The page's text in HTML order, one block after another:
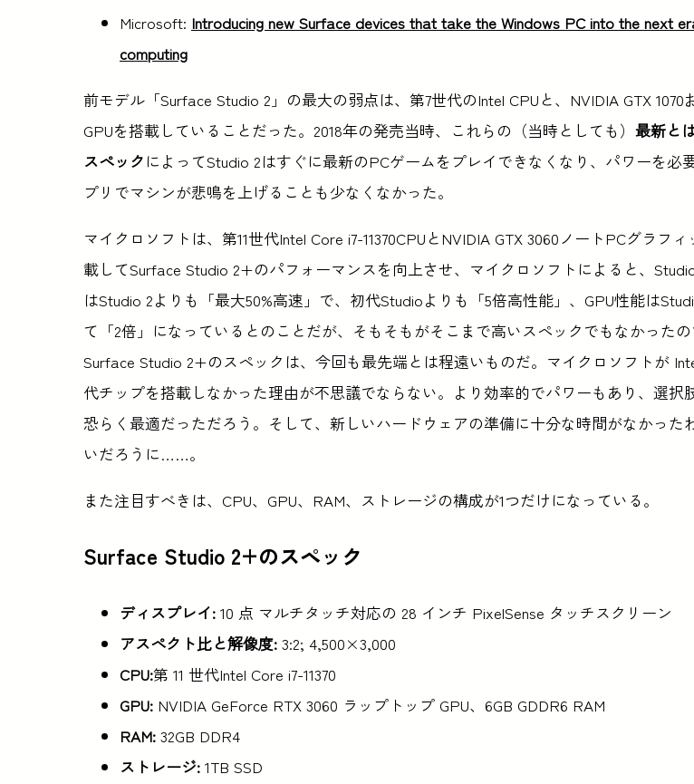
Microsoft: Introducing new Surface devices that take the Windows PC into the next
computing
前モデル「Surface Studio 2」の最大の弱点は、第7世代のIntel CPUと、NVIDIA GTX 1070
GPUを搭載していることだった。2018年の発売当時、これらの（当時としても） 最新と
スペックによってStudio 2はすぐに最新のPCゲームをプレイできなくなり、パワーを必
プリでマシンが悲鳴を上げることも少なくなかった。
マイクロソフトは、第11世代Intel Core i7-11370CPUとNVIDIA GTX 3060ノートPCグラフ
載してSurface Studio 2+のパフォーマンスを向上させ、マイクロソフトによると、
はStudio 2よりも「最大50%高速」で、初代Studioよりも「5倍高性能」、GPU性能は
て「2倍」になっているとのことだが、そもそもがそこまで高いスペックでもなかった
Surface Studio 2+のスペックは、今回も最先端とは程遠いものだ。マイクロソフトが
代チップを搭載しなかった理由が不思議でならない。より効率的でパワーもあり、選択
恐らく最適だっただろう。そして、新しいハードウェアの準備に十分な時間がなかった
いだろうに……。
また注目すべきは、CPU、GPU、RAM、ストレージの構成が1つだけになっている。
Surface Studio 2+のスペック
ディスプレイ: 10 点 マルチタッチ対応の 28 インチ PixelSense タッチスクリーン
アスペクト比と解像度: 3:2; 4,500×3,000
CPU:第 11 世代Intel Core i7-11370
GPU: NVIDIA GeForce RTX 3060 ラップトップ GPU、6GB GDDR6 RAM
RAM: 32GB DDR4
ストレージ: 1TB SSD